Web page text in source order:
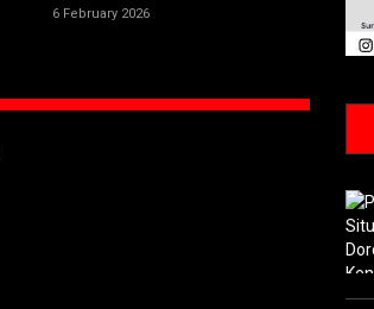
6 February 2026